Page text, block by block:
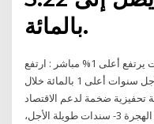
بالمائة.
عائد السندات الأمريكية لآجل 10 سنوات يرتفع أعلى 1% مباشر : ارتفع
العائد على سندات الخزانة الأمريكية لآجل سنوات أعلى 1 بالمائة خلال
تحفيزية ضخمة لدعم الاقتصاد
المتضرر من وباء كورونا. 13‏‏/10‏‏/1440 بعد الهجرة 3- سندات طويلة الأجل،